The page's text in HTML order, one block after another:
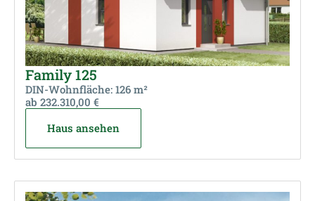
Family 125
DIN-Wohnfläche: 126 m²
ab 232.310,00 €
Haus ansehen